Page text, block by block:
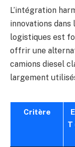
L’intégration
innovations dans
logistiques est
offrir une
camions diesel
largement
Critère
T